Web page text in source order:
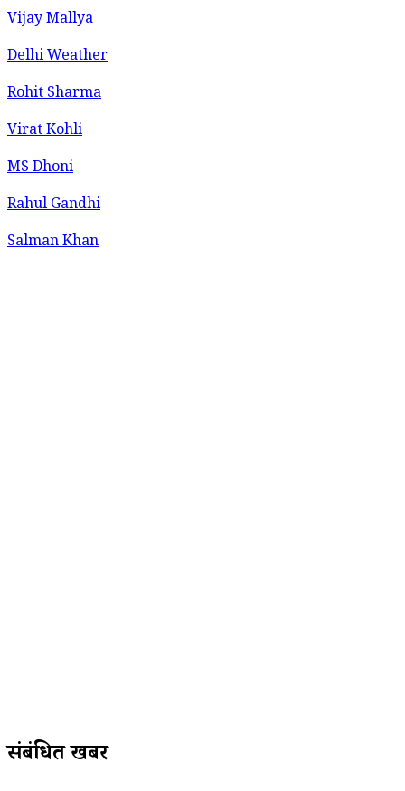
Vijay Mallya
Delhi Weather
Rohit Sharma
Virat Kohli
MS Dhoni
Rahul Gandhi
Salman Khan
संबंधित खबरें